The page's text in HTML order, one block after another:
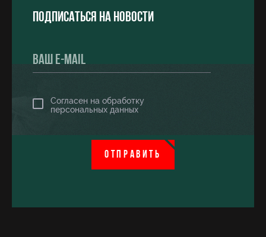
Подписаться на новости
Согласен на обработку
персональных данных
ОТПРАВИТЬ